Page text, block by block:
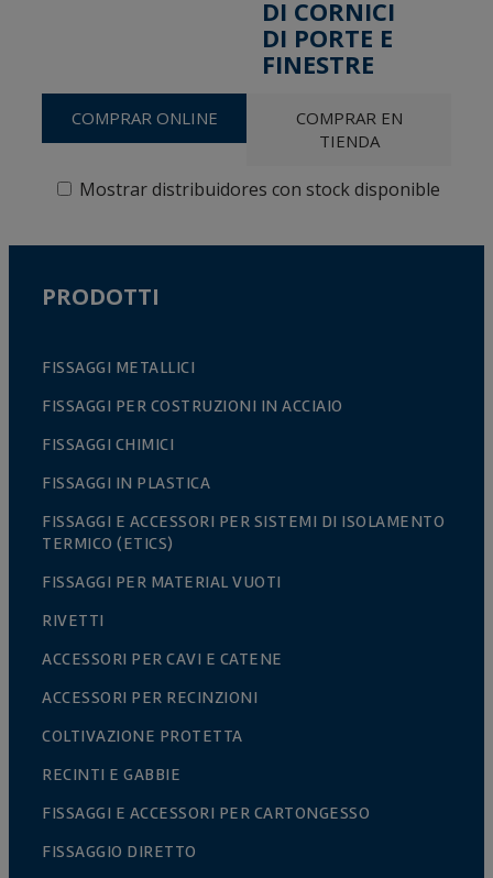
DI CORNICI
DI PORTE E
FINESTRE
COMPRAR ONLINE
COMPRAR EN
TIENDA
Mostrar distribuidores con stock disponible
PRODOTTI
FISSAGGI METALLICI
FISSAGGI PER COSTRUZIONI IN ACCIAIO
FISSAGGI CHIMICI
FISSAGGI IN PLASTICA
FISSAGGI E ACCESSORI PER SISTEMI DI ISOLAMENTO
TERMICO (ETICS)
FISSAGGI PER MATERIAL VUOTI
RIVETTI
ACCESSORI PER CAVI E CATENE
ACCESSORI PER RECINZIONI
COLTIVAZIONE PROTETTA
RECINTI E GABBIE
FISSAGGI E ACCESSORI PER CARTONGESSO
FISSAGGIO DIRETTO